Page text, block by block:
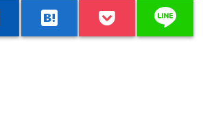
hatenabookmark line